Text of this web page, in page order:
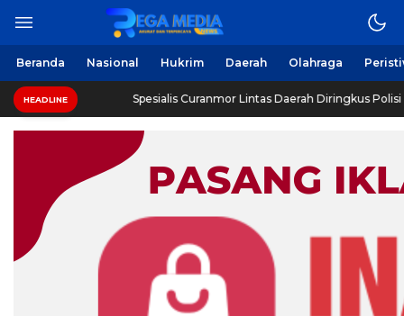
Regamedianews.com
Berita Harian Online
Beranda Nasional Hukrim Daerah Olahraga
HEADLINE Spesialis Curanmor Lintas Daerah Diringkus Polisi di